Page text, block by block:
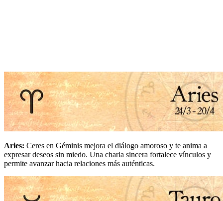
Aries: Ceres en Géminis mejora el diálogo amoroso y te anima a
expresar deseos sin miedo. Una charla sincera fortalece vínculos y
permite avanzar hacia relaciones más auténticas.